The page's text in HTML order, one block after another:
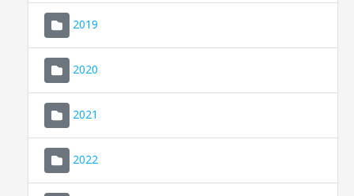
2019
2020
2021
2022